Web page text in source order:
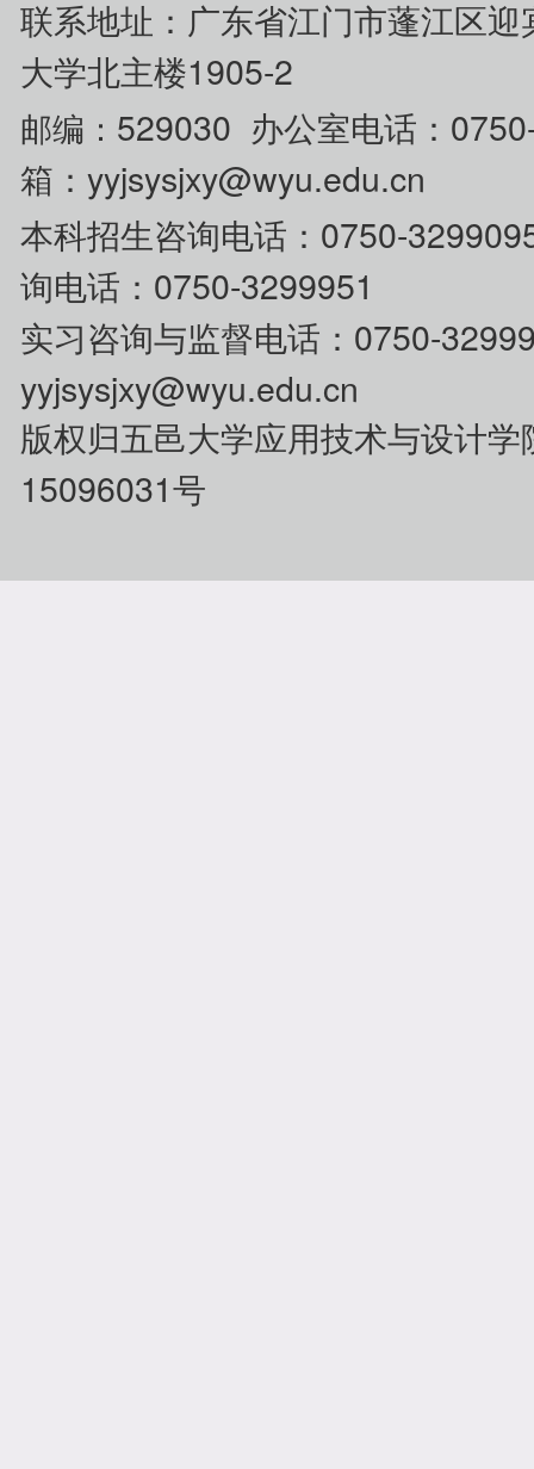
联系地址：广东省江门市蓬江区迎
大学北主楼1905-2
邮编： 529030 办公室电话：
箱：yyjsysjxy@wyu.edu.cn
本科招生咨询电话： 0750-
询电话：0750-3299951
实习咨询与监督电话： 0750-
yyjsysjxy@wyu.edu.cn
版权归五邑大学应用技术与设计学
15096031号